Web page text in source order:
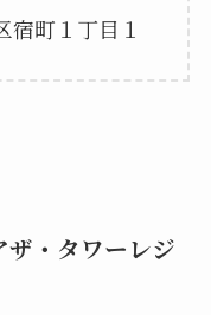
宿町１丁目１
・タワーレジ